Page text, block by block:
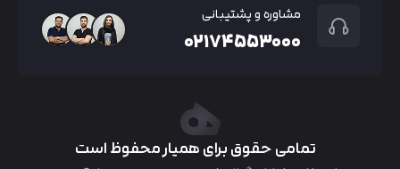
مشاوره و پشتیبانی
۰۲۱۷۴۵۵۳۰۰۰
تمامی حقوق برای همیار محفوظ است